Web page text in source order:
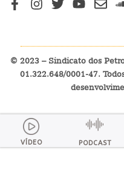
© 2023 – Sindicato dos
01.322.648/0001-47.
VÍDEO PODCAST